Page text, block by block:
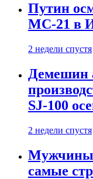
Путин
МС-21 в
2 недели спустя
Демешин
SJ-100
2 недели спустя
Мужчины
самые